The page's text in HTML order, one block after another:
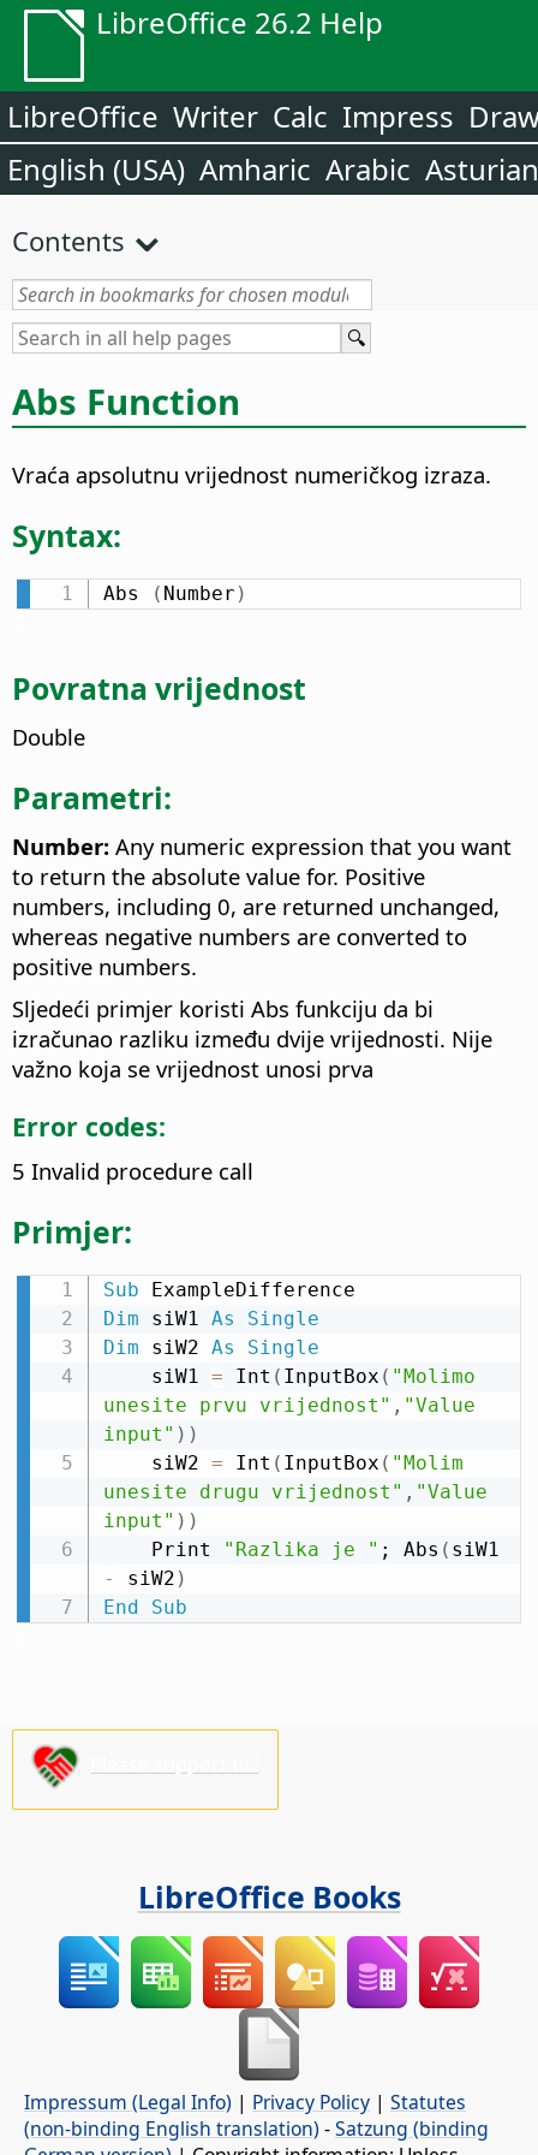
LibreOffice 26.2 Help
LibreOffice Writer Calc Impress
English (USA) Amharic Arabic Asturian
Contents
Abs Function
Vraća apsolutnu vrijednost numeričkog izraza.
Syntax:
Abs ( Number )
Povratna vrijednost
Double
Parametri:
Number: Any numeric expression that you want
to return the absolute value for. Positive
numbers, including 0, are returned unchanged,
whereas negative numbers are converted to
positive numbers.
Sljedeći primjer koristi Abs funkciju da bi
izračunao razliku između dvije vrijednosti. Nije
važno koja se vrijednost unosi prva
Error codes:
5 Invalid procedure call
Primjer:
Sub
Dim siW1 As
Single
Dim siW2 As
Single
    siW1
= Int ( InputBox ( "Molimo
unesite prvu vrijednost" , "Value
input" ) )
    siW2
= Int ( InputBox ( "Molim
unesite drugu vrijednost" , "Value
input" ) )
    Print
"Razlika je " ; Abs (
-
siW2 )
End
Sub
LibreOffice Books
Impressum (Legal Info) | Privacy Policy | Statutes
(non-binding English translation) -Satzung (binding